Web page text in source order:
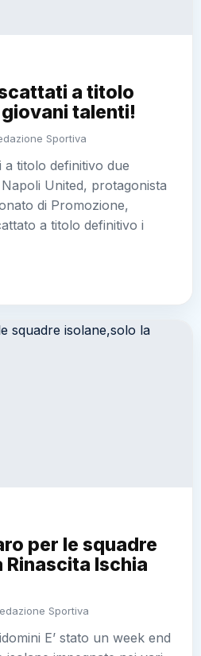
a titolo
talenti!
Sportiva
titolo definitivo due
United, protagonista
di Promozione,
a titolo definitivo i
per le squadre
Ischia
Sportiva
E’ stato un week end